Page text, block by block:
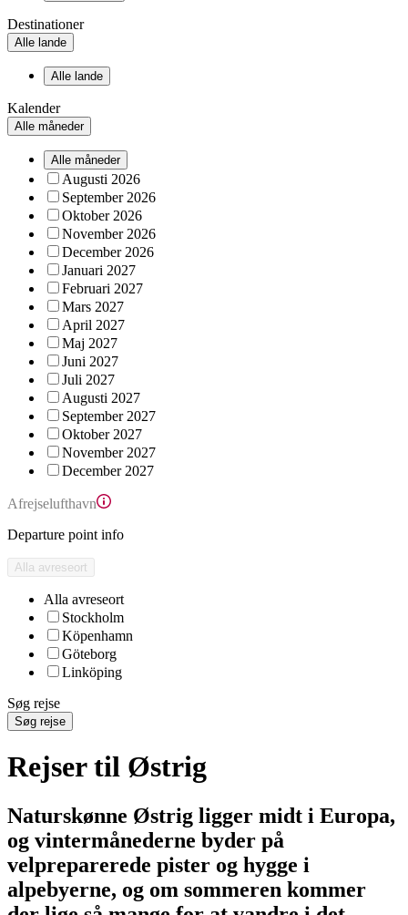
Destinationer
Alle lande
Alle lande
Kalender
Alle måneder
Alle måneder
Augusti 2026
September 2026
Oktober 2026
November 2026
December 2026
Januari 2027
Februari 2027
Mars 2027
April 2027
Maj 2027
Juni 2027
Juli 2027
Augusti 2027
September 2027
Oktober 2027
November 2027
December 2027
Afrejselufthavn
Departure point info
Alla avreseort
Alla avreseort
Stockholm
Köpenhamn
Göteborg
Linköping
Søg rejse
Søg rejse
Rejser til Østrig
Naturskønne Østrig ligger midt i Europa,
og vintermånederne byder på
velpreparerede pister og hygge i
alpebyerne, og om sommeren kommer